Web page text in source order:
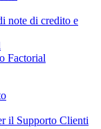
note di credito e
Factorial
il Supporto Clienti